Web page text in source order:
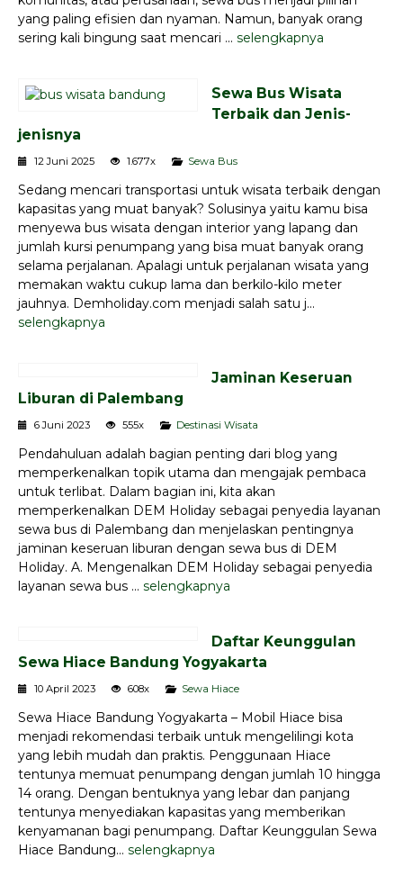
yang paling efisien dan nyaman. Namun, banyak orang
sering kali bingung saat mencari ... selengkapnya
Sewa Bus Wisata
Terbaik dan Jenis-
jenisnya
12 Juni 2025 1.677x Sewa Bus
Sedang mencari transportasi untuk wisata terbaik dengan
kapasitas yang muat banyak? Solusinya yaitu kamu bisa
menyewa bus wisata dengan interior yang lapang dan
jumlah kursi penumpang yang bisa muat banyak orang
selama perjalanan. Apalagi untuk perjalanan wisata yang
memakan waktu cukup lama dan berkilo-kilo meter
jauhnya. Demholiday.com menjadi salah satu j...
selengkapnya
Jaminan Keseruan
Liburan di Palembang
6 Juni 2023 555x Destinasi Wisata
Pendahuluan adalah bagian penting dari blog yang
memperkenalkan topik utama dan mengajak pembaca
untuk terlibat. Dalam bagian ini, kita akan
memperkenalkan DEM Holiday sebagai penyedia layanan
sewa bus di Palembang dan menjelaskan pentingnya
jaminan keseruan liburan dengan sewa bus di DEM
Holiday. A. Mengenalkan DEM Holiday sebagai penyedia
layanan sewa bus ... selengkapnya
Daftar Keunggulan
Sewa Hiace Bandung Yogyakarta
10 April 2023 608x Sewa Hiace
Sewa Hiace Bandung Yogyakarta – Mobil Hiace bisa
menjadi rekomendasi terbaik untuk mengelilingi kota
yang lebih mudah dan praktis. Penggunaan Hiace
tentunya memuat penumpang dengan jumlah 10 hingga
14 orang. Dengan bentuknya yang lebar dan panjang
tentunya menyediakan kapasitas yang memberikan
kenyamanan bagi penumpang. Daftar Keunggulan Sewa
Hiace Bandung... selengkapnya